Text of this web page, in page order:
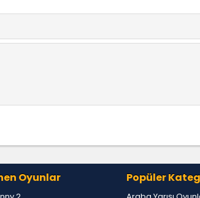
Oyunlar Popüler